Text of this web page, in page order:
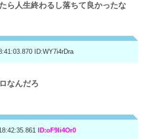
ら人生終わるし落ちて良かったな
ID:WY7i4rDra
なんだろ
ID:oF9Ii4Or0